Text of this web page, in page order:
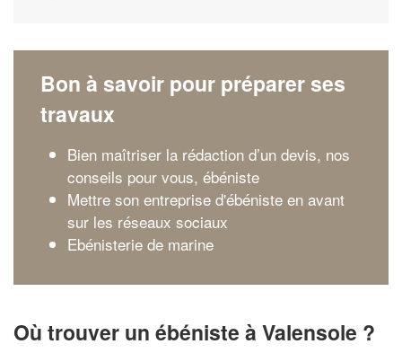
Bon à savoir pour préparer ses
travaux
Bien maîtriser la rédaction d’un devis, nos
conseils pour vous, ébéniste
Mettre son entreprise d'ébéniste en avant
sur les réseaux sociaux
Ebénisterie de marine
Où trouver un ébéniste à Valensole ?